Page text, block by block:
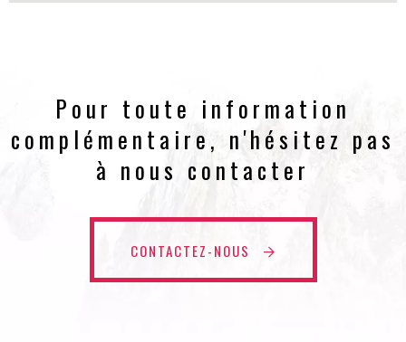
Pour toute information
complémentaire, n'hésitez pas
à nous contacter
CONTACTEZ-NOUS